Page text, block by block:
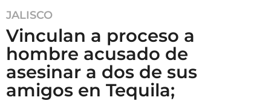
1
m
e
s
a
g
JALISCO
Vinculan a proceso a
hombre acusado de
asesinar a dos de sus
amigos en Tequila;